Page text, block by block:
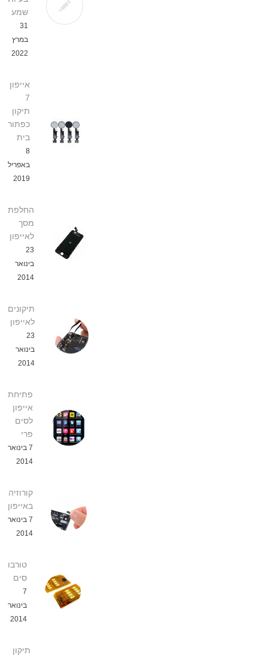
שמע
31
במרץ
2022
אייפון
7
תיקון
כפתור
בית
8
באפריל
2019
החלפת
מסך
לאייפון
23
בינואר
2014
תיקונים
לאייפון
23
בינואר
2014
פתיחת
אייפון
לסים
פרי
7 בינואר
2014
קורוזיה
באייפון
7 בינואר
2014
טורבו
סים
7
בינואר
2014
תיקון